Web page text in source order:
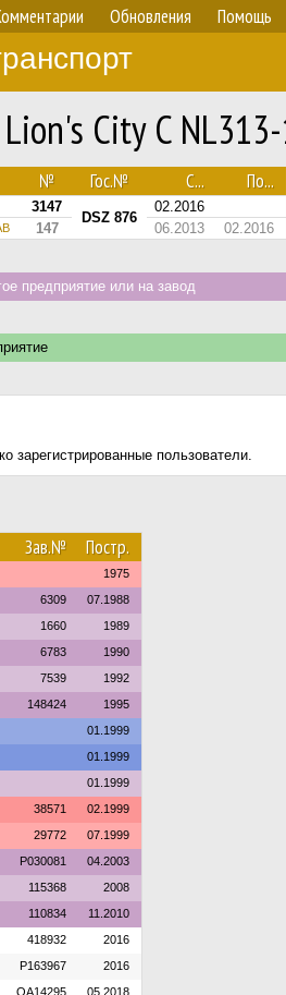
Обновления Помощь
City C
№ Гос.№ С... По...
3147
DSZ 876
02.2016
147 06.2013 02.2016
предприятие или на завод
зарегистрированные пользователи.
Зав.№ Постр.
1975
6309 07.1988
1660 1989
6783 1990
7539 1992
148424 1995
01.1999
01.1999
01.1999
38571 02.1999
29772 07.1999
P030081 04.2003
115368 2008
110834 11.2010
418932 2016
P163967 2016
OA14295 05.2018